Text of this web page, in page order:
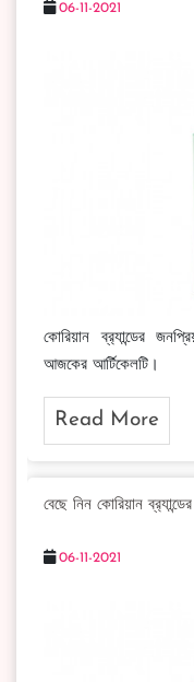
06-11-2021
কোরিয়ান ব্র‍্যান্ডের
আজকের আর্টিকেলটি।
Read More
বেছে নিন কোরিয়ান
06-11-2021